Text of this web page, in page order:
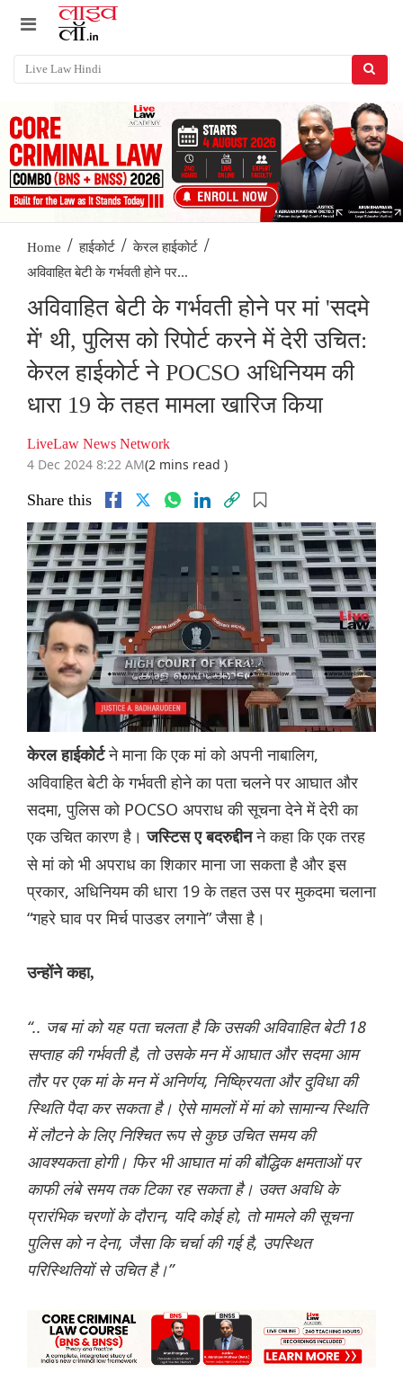
Home / हाईकोर्ट / केरल हाईकोर्ट /
अविवाहित बेटी के गर्भवती होने पर...
अविवाहित बेटी के गर्भवती होने पर मां 'सदमे
में' थी, पुलिस को रिपोर्ट करने में देरी उचित:
केरल हाईकोर्ट ने POCSO अधिनियम की
धारा 19 के तहत मामला खारिज किया
LiveLaw News Network
4 Dec 2024 8:22 AM(2 mins read )
Share this
केरल हाईकोर्टने माना कि एक मां को अपनी नाबालिग,
अविवाहित बेटी के गर्भवती होने का पता चलने पर आघात और
सदमा, पुलिस को POCSO अपराध की सूचना देने में देरी का
एक उचित कारण है।जस्टिस ए बदरुद्दीनने कहा कि एक तरह
से मां को भी अपराध का शिकार माना जा सकता है और इस
प्रकार, अधिनियम की धारा 19 के तहत उस पर मुकदमा चलाना
“गहरे घाव पर मिर्च पाउडर लगाने” जैसा है।
उन्होंने कहा,
“.. जब मां को यह पता चलता है कि उसकी अविवाहित बेटी 18
सप्ताह की गर्भवती है, तो उसके मन में आघात और सदमा आम
तौर पर एक मां के मन में अनिर्णय, निष्क्रियता और दुविधा की
स्थिति पैदा कर सकता है। ऐसे मामलों में मां को सामान्य स्थिति
में लौटने के लिए निश्चित रूप से कुछ उचित समय की
आवश्यकता होगी। फिर भी आघात मां की बौद्धिक क्षमताओं पर
काफी लंबे समय तक टिका रह सकता है। उक्त अवधि के
प्रारंभिक चरणों के दौरान, यदि कोई हो, तो मामले की सूचना
पुलिस को न देना, जैसा कि चर्चा की गई है, उपस्थित
परिस्थितियों से उचित है।”